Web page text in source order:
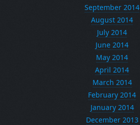
September 2014
August 2014
July 2014
June 2014
May 2014
April 2014
March 2014
February 2014
January 2014
December 2013